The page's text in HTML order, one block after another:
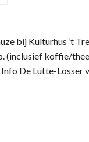
bij Kulturhus ’t
(inclusief koffie/
De Lutte-